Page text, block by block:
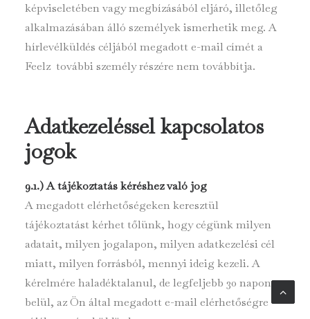
képviseletében vagy megbízásából eljáró, illetőleg
alkalmazásában álló személyek ismerhetik meg. A
hírlevélküldés céljából megadott e-mail címét a
Feelz további személy részére nem továbbítja.
Adatkezeléssel kapcsolatos
jogok
9.1.) A tájékoztatás kéréshez való jog
A megadott elérhetőségeken keresztül
tájékoztatást kérhet tőlünk, hogy cégünk milyen
adatait, milyen jogalapon, milyen adatkezelési cél
miatt, milyen forrásból, mennyi ideig kezeli. A
kérelmére haladéktalanul, de legfeljebb 30 napon
belül, az Ön által megadott e-mail elérhetőségre